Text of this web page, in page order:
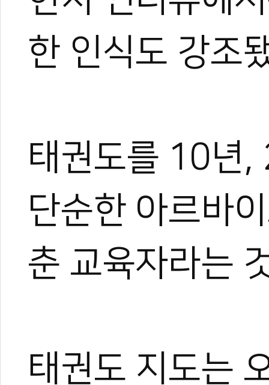
한 인식도 강조
태권도를 10년,
단순한 아르바
춘 교육자라는
태권도 지도는
운동을 좋아해 다양한 스포
은 특별했다.
대학에서 전공하며 시범단
로 즐겼다.
그러다 우연히 영상 제작에
아직은 미생이지만, 프로페
며 끊임없이 도전한다.